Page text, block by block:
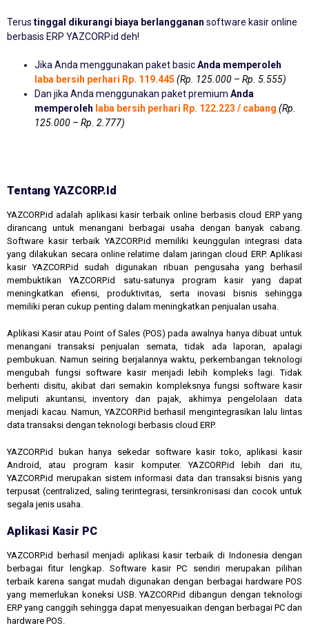
Terus tinggal dikurangi biaya berlangganan software kasir online
berbasis ERP YAZCORP.id deh!
Jika Anda menggunakan paket basicAnda memperoleh
laba bersih perhari Rp. 119.445 (Rp. 125.000 – Rp. 5.555)
Dan jika Anda menggunakan paket premium Anda
memperoleh laba bersih perhari Rp. 122.223 / cabang (Rp.
125.000 – Rp. 2.777)
Tentang YAZCORP.id
YAZCORP.id adalah aplikasi kasir terbaik online berbasis cloud ERP yang
dirancang untuk menangani berbagai usaha dengan banyak cabang.
Software kasir terbaik YAZCORP.id memiliki keunggulan integrasi data
yang dilakukan secara online relatime dalam jaringan cloud ERP. Aplikasi
kasir YAZCORP.id sudah digunakan ribuan pengusaha yang berhasil
membuktikan YAZCORP.id satu-satunya program kasir yang dapat
meningkatkan efiensi, produktivitas, serta inovasi bisnis sehingga
memiliki peran cukup penting dalam meningkatkan penjualan usaha.
Aplikasi Kasir atau Point of Sales (POS) pada awalnya hanya dibuat untuk
menangani transaksi penjualan semata, tidak ada laporan, apalagi
pembukuan. Namun seiring berjalannya waktu, perkembangan teknologi
mengubah fungsi software kasir menjadi lebih kompleks lagi. Tidak
berhenti disitu, akibat dari semakin kompleksnya fungsi software kasir
meliputi akuntansi, inventory dan pajak, akhirnya pengelolaan data
menjadi kacau. Namun, YAZCORP.id berhasil mengintegrasikan lalu lintas
data transaksi dengan teknologi berbasis cloud ERP.
YAZCORP.id bukan hanya sekedar software kasir toko, aplikasi kasir
Android, atau program kasir komputer. YAZCORP.id lebih dari itu,
YAZCORP.id merupakan sistem informasi data dan transaksi bisnis yang
terpusat (centralized, saling terintegrasi, tersinkronisasi dan cocok untuk
segala jenis usaha.
Aplikasi Kasir PC
YAZCORP.id berhasil menjadi aplikasi kasir terbaik di Indonesia dengan
berbagai fitur lengkap. Software kasir PC sendiri merupakan pilihan
terbaik karena sangat mudah digunakan dengan berbagai hardware POS
yang memerlukan koneksi USB. YAZCORP.id dibangun dengan teknologi
ERP yang canggih sehingga dapat menyesuaikan dengan berbagai PC dan
hardware POS.